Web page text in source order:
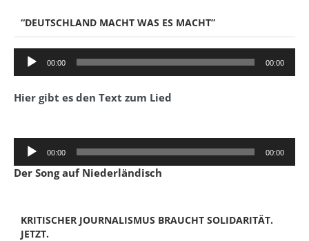
“DEUTSCHLAND MACHT WAS ES MACHT”
Audio-
Player
00:00 00:00
Hier gibt es den Text zum Lied
Audio-
Player
00:00 00:00
Der Song auf Niederländisch
KRITISCHER JOURNALISMUS BRAUCHT SOLIDARITÄT.
JETZT.